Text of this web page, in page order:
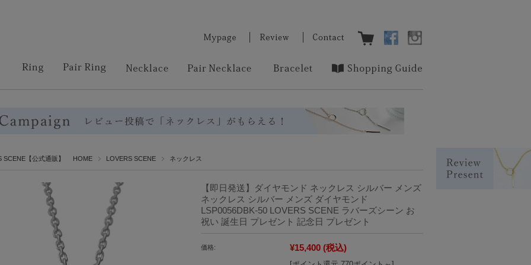
SCENE【公式通販】 HOME LOVERS SCENE ネックレス
【即日発送】ダイヤモンド ネックレス シルバー メンズ
ネックレス シルバー メンズ ダイヤモンド
LSP0056DBK-50 LOVERS SCENE ラバーズシーン お
祝い 誕生日 プレゼント 記念日 プレゼント
価格: ¥15,400 (税込)